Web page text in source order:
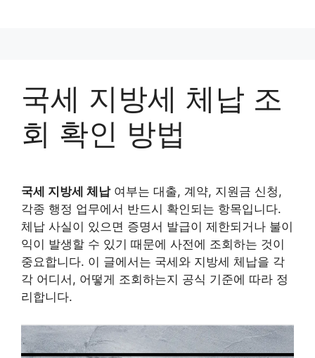
국세 지방세 체납 조
회 확인 방법
국세 지방세 체납여부는 대출, 계약, 지원금 신청,
각종 행정 업무에서 반드시 확인되는 항목입니다.
체납 사실이 있으면 증명서 발급이 제한되거나 불이
익이 발생할 수 있기 때문에 사전에 조회하는 것이
중요합니다. 이 글에서는 국세와 지방세 체납을 각
각 어디서, 어떻게 조회하는지 공식 기준에 따라 정
리합니다.